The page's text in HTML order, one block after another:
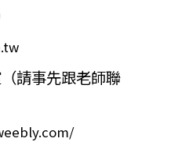
請事先跟老師聯